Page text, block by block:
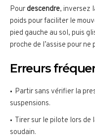
Pour descendre, inversez
poids pour faciliter le
pied gauche au sol, puis
proche de l’assise pour ne
Erreurs
Partir sans vérifier la
suspensions.
Tirer sur le pilote lors de
soudain.